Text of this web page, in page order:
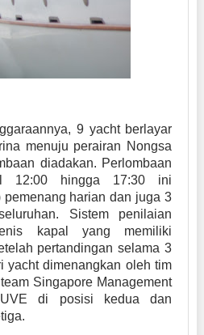
9 yacht berlayar
menuju perairan Nongsa
diadakan. Perlombaan
12:00 hingga 17:30 ini
pemenang harian dan juga 3
Sistem penilaian
kapal yang memiliki
pertandingan selama 3
yacht dimenangkan oleh tim
Singapore Management
di posisi kedua dan